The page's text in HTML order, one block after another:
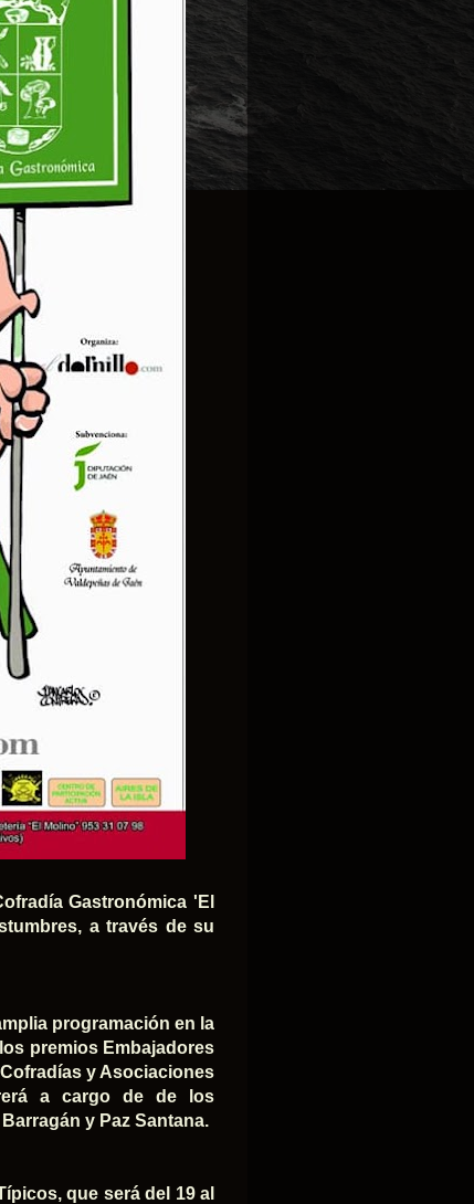
Gastronómica 'El
a través de su
programación en la
premios Embajadores
y Asociaciones
a cargo de de los
y Paz Santana.
que será del 19 al